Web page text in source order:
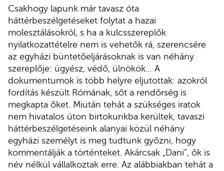
Csakhogy lapunk már tavasz óta
háttérbeszélgetéseket folytat a hazai
molesztálásokról, s ha a kulcsszereplők
nyilatkozattételre nem is vehetők rá, szerencsére
az egyházi büntetőeljárásoknak is van néhány
szereplője: ügyész, védő, ülnökök… A
dokumentumok is több helyre eljutottak: azokról
fordítás készült Rómának, sőt a rendőrség is
megkapta őket. Miután tehát a szükséges iratok
nem hivatalos úton birtokunkba kerültek, tavaszi
háttérbeszélgetéseink alanyai közül néhány
egyházi személyt is meg tudtunk győzni, hogy
kommentálják a történteket. Akárcsak „Dani”, ők is
név nélkül vállalkoztak erre. Az alábbiakban tehát a